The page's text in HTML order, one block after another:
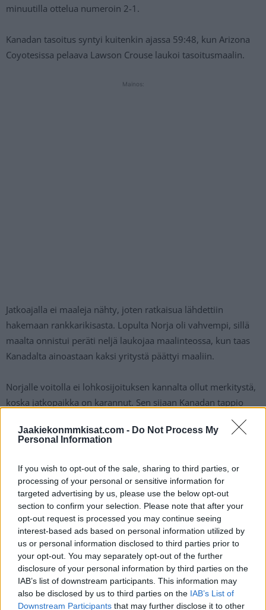
Jaakiekonmmkisat.com - Do Not Process My
Personal Information
If you wish to opt-out of the sale, sharing to third parties, or
processing of your personal or sensitive information for
targeted advertising by us, please use the below opt-out
section to confirm your selection. Please note that after your
opt-out request is processed you may continue seeing
interest-based ads based on personal information utilized by
us or personal information disclosed to third parties prior to
your opt-out. You may separately opt-out of the further
disclosure of your personal information by third parties on the
IAB’s list of downstream participants. This information may
also be disclosed by us to third parties on the IAB’s List of
Downstream Participants that may further disclose it to other
minuutilla ottelua numeroin 2-1.
Kanadan tasoitus syntyi kuitenkin ajassa 59:48, kun Arizona
Coyotesissa pelaava Lawson Crouse laukoi tasoitusmaalin.
Mainos:
Jatkoajalla ei maaleja nähty, joten ratkaisua lähdettiin
hakemaan rankkarikisasta. Lopulta Norja oli vahvempi, sillä
maalta onnistui peräti neljä laukojaa maalinteossa, kun taas
Kanadalta ainoastaan kaksi yritystä päättyi maaliin.
Norjalle voitolla ei lohkosijoituksen kannalta ollut merkitystä,
koska jatkopaikka on karannut. Sen sijaan Kanadan tappio
neljänneksi. Kanadan alkulohko päättyy tiistaina otteluun
lohkossa.
Edellinen artikkeli
Kanadan Joe Veleno sai
Seuraava artikkeli
Leijonat kohtaa lohkovaiheen